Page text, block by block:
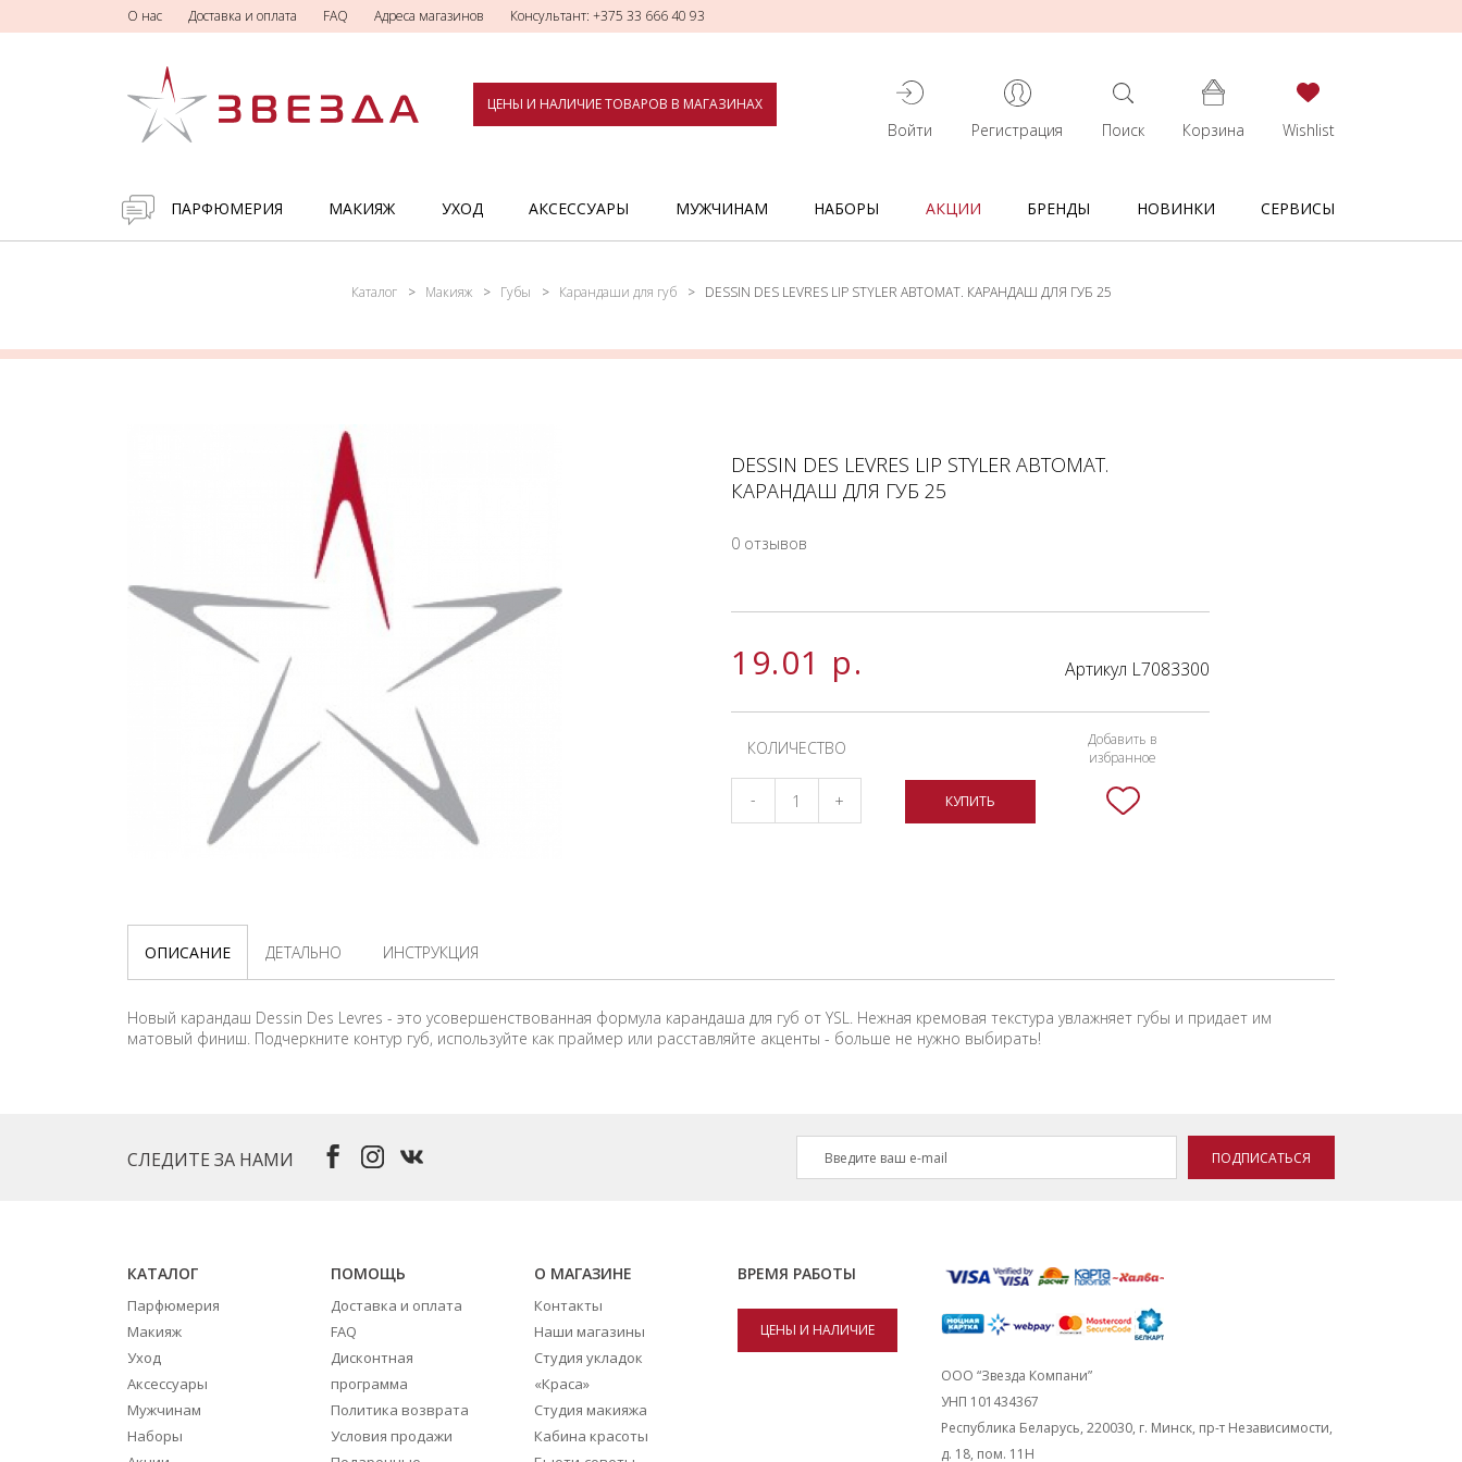
О нас Доставка и оплата FAQ Адреса магазинов Консультант: +375 33 666 40 93
ЦЕНЫ И НАЛИЧИЕ ТОВАРОВ В МАГАЗИНАХ
Войти Регистрация Поиск Корзина Wishlist
ПАРФЮМЕРИЯ МАКИЯЖ УХОД АКСЕССУАРЫ МУЖЧИНАМ НАБОРЫ АКЦИИ БРЕНДЫ НОВИНКИ СЕРВИСЫ
Каталог Макияж Губы Карандаши для губ DESSIN DES LEVRES LIP STYLER АВТОМАТ. КАРАНДАШ ДЛЯ ГУБ 25
DESSIN DES LEVRES LIP STYLER АВТОМАТ.
КАРАНДАШ ДЛЯ ГУБ 25
0 отзывов
19.01 р. Артикул L7083300
КОЛИЧЕСТВО
- + КУПИТЬ
Добавить в
избранное
ОПИСАНИЕ ДЕТАЛЬНО ИНСТРУКЦИЯ
Новый карандаш Dessin Des Levres - это усовершенствованная формула карандаша для губ от YSL. Нежная кремовая текстура увлажняет губы и придает им
матовый финиш. Подчеркните контур губ, используйте как праймер или расставляйте акценты - больше не нужно выбирать!
СЛЕДИТЕ ЗА НАМИ ПОДПИСАТЬСЯ
КАТАЛОГ
Парфюмерия
Макияж
Уход
Аксессуары
Мужчинам
Наборы
ПОМОЩЬ
Доставка и оплата
FAQ
Дисконтная
программа
Политика возврата
Условия продажи
О МАГАЗИНЕ
Контакты
Наши магазины
Студия укладок
«Краса»
Студия макияжа
Кабина красоты
ВРЕМЯ РАБОТЫ
ЦЕНЫ И НАЛИЧИЕ
ООО “Звезда Компани”
УНП 101434367
Республика Беларусь, 220030, г. Минск, пр-т Независимости,
д. 18, пом. 11Н